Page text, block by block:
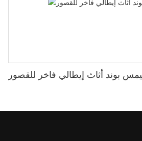
بوند أثاث إيطالي فاخر للقصور